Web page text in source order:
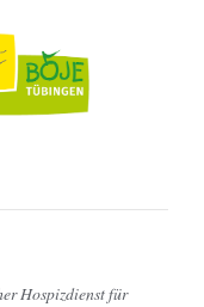
Hospizdienst für